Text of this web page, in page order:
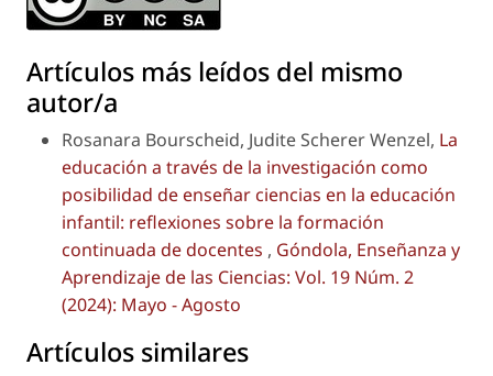
Artículos más leídos del mismo
autor/a
Rosanara Bourscheid, Judite Scherer Wenzel, La
educación a través de la investigación como
posibilidad de enseñar ciencias en la educación
infantil: reflexiones sobre la formación
continuada de docentes , Góndola, Enseñanza y
Aprendizaje de las Ciencias: Vol. 19 Núm. 2
(2024): Mayo - Agosto
Artículos similares